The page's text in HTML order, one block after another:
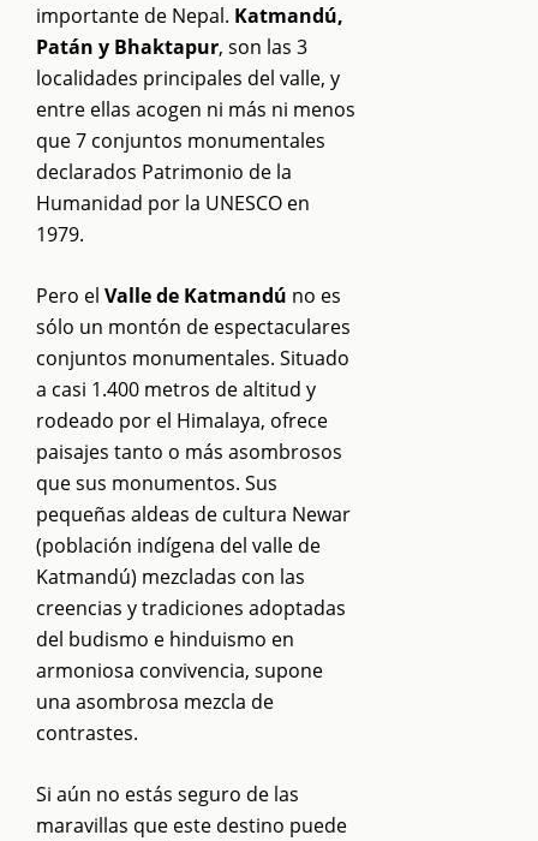
importante de Nepal. Katmandú,
Patán y Bhaktapur, son las 3
localidades principales del valle, y
entre ellas acogen ni más ni menos
que 7 conjuntos monumentales
declarados Patrimonio de la
Humanidad por la UNESCO en
1979.
Pero el Valle de Katmandú no es
sólo un montón de espectaculares
conjuntos monumentales. Situado
a casi 1.400 metros de altitud y
rodeado por el Himalaya, ofrece
paisajes tanto o más asombrosos
que sus monumentos. Sus
pequeñas aldeas de cultura Newar
(población indígena del valle de
Katmandú) mezcladas con las
creencias y tradiciones adoptadas
del budismo e hinduismo en
armoniosa convivencia, supone
una asombrosa mezcla de
contrastes.
Si aún no estás seguro de las
maravillas que este destino puede